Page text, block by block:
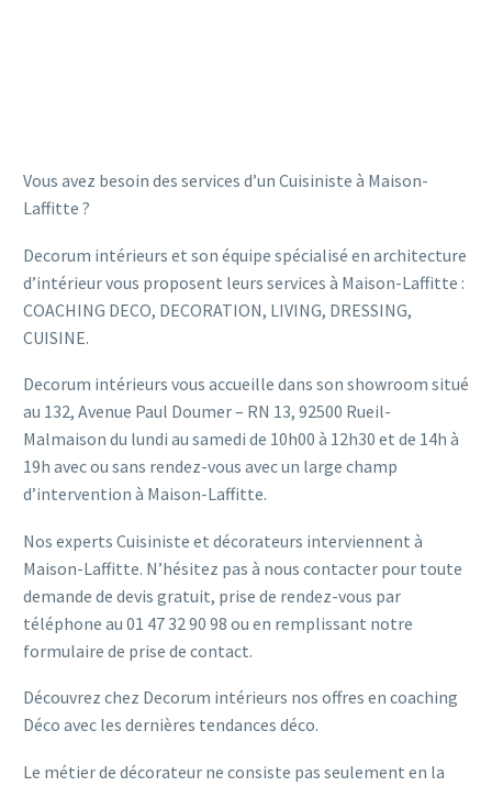
Vous avez besoin des services d’un Cuisiniste à Maison-
Laffitte ?
Decorum intérieurs et son équipe spécialisé en architecture
d’intérieur vous proposent leurs services à Maison-Laffitte :
COACHING DECO, DECORATION, LIVING, DRESSING,
CUISINE.
Decorum intérieurs vous accueille dans son showroom situé
au 132, Avenue Paul Doumer – RN 13, 92500 Rueil-
Malmaison du lundi au samedi de 10h00 à 12h30 et de 14h à
19h avec ou sans rendez-vous avec un large champ
d’intervention à Maison-Laffitte.
Nos experts Cuisiniste et décorateurs interviennent à
Maison-Laffitte. N’hésitez pas à nous contacter pour toute
demande de devis gratuit, prise de rendez-vous par
téléphone au 01 47 32 90 98 ou en remplissant notre
formulaire de prise de contact.
Découvrez chez Decorum intérieurs nos offres en coaching
Déco avec les dernières tendances déco.
Le métier de décorateur ne consiste pas seulement en la